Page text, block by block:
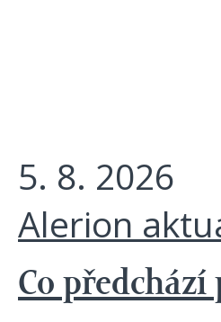
5. 8. 2026
Alerion
Co